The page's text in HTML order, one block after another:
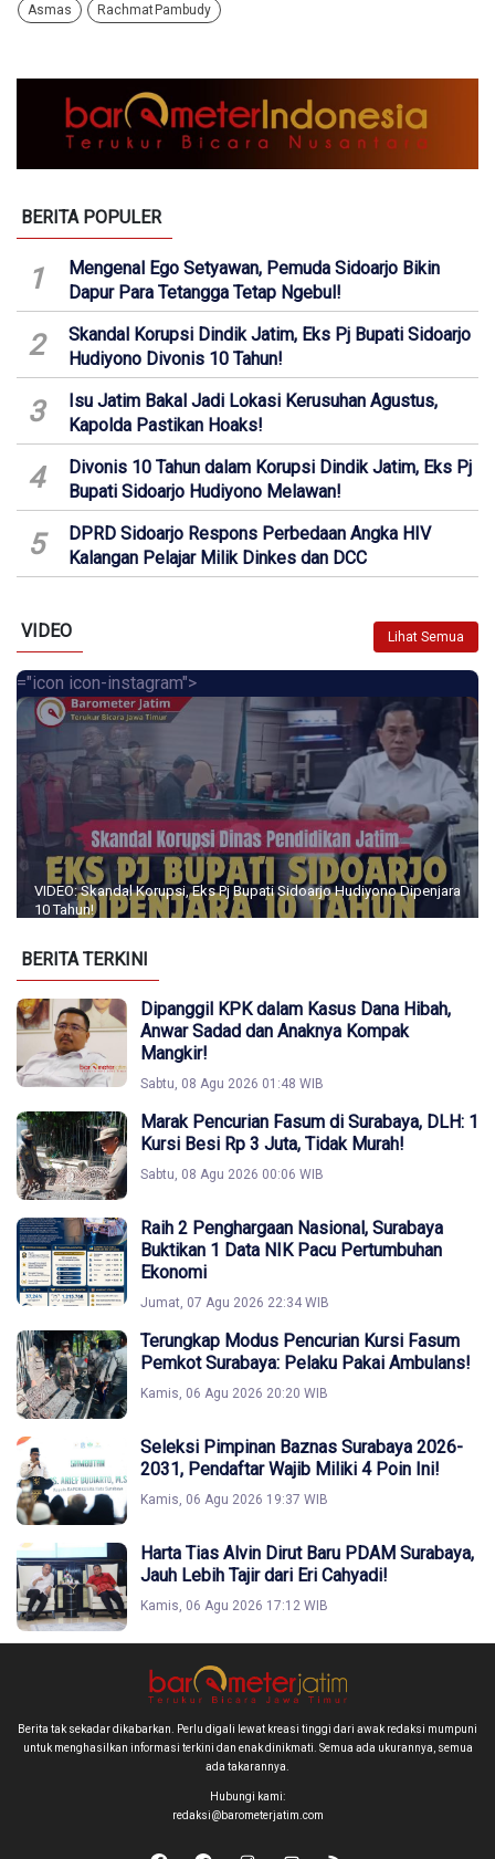
Asmas Rachmat Pambudy
BERITA POPULER
1
Mengenal Ego Setyawan, Pemuda Sidoarjo Bikin
Dapur Para Tetangga Tetap Ngebul!
2
Skandal Korupsi Dindik Jatim, Eks Pj Bupati Sidoarjo
Hudiyono Divonis 10 Tahun!
3
Isu Jatim Bakal Jadi Lokasi Kerusuhan Agustus,
Kapolda Pastikan Hoaks!
4
Divonis 10 Tahun dalam Korupsi Dindik Jatim, Eks Pj
Bupati Sidoarjo Hudiyono Melawan!
5
DPRD Sidoarjo Respons Perbedaan Angka HIV
Kalangan Pelajar Milik Dinkes dan DCC
VIDEO Lihat Semua
="icon icon-instagram">
VIDEO: Skandal Korupsi, Eks Pj Bupati Sidoarjo Hudiyono Dipenjara
10 Tahun!
BERITA TERKINI
Dipanggil KPK dalam Kasus Dana Hibah,
Anwar Sadad dan Anaknya Kompak
Mangkir!
Sabtu, 08 Agu 2026 01:48 WIB
Marak Pencurian Fasum di Surabaya, DLH: 1
Kursi Besi Rp 3 Juta, Tidak Murah!
Sabtu, 08 Agu 2026 00:06 WIB
Raih 2 Penghargaan Nasional, Surabaya
Buktikan 1 Data NIK Pacu Pertumbuhan
Ekonomi
Jumat, 07 Agu 2026 22:34 WIB
Terungkap Modus Pencurian Kursi Fasum
Pemkot Surabaya: Pelaku Pakai Ambulans!
Kamis, 06 Agu 2026 20:20 WIB
Seleksi Pimpinan Baznas Surabaya 2026-
2031, Pendaftar Wajib Miliki 4 Poin Ini!
Kamis, 06 Agu 2026 19:37 WIB
Harta Tias Alvin Dirut Baru PDAM Surabaya,
Jauh Lebih Tajir dari Eri Cahyadi!
Kamis, 06 Agu 2026 17:12 WIB
Berita tak sekadar dikabarkan. Perlu digali lewat kreasi tinggi dari awak redaksi mumpuni
untuk menghasilkan informasi terkini dan enak dinikmati. Semua ada ukurannya, semua
ada takarannya.
Hubungi kami:
redaksi@barometerjatim.com